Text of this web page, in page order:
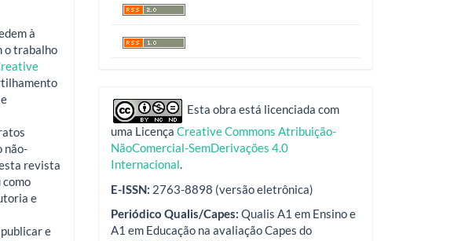
à
o trabalho
não-
revista
e
e
indexadoresEsta obra está licenciada com
uma Licença Creative Commons Atribuição-
NãoComercial-SemDerivações 4.0
Internacional.
E-ISSN: 2763-8898 (versão eletrônica)
Periódico Qualis/Capes: Qualis A1 em Ensino e
A1 em Educação na avaliação Capes do